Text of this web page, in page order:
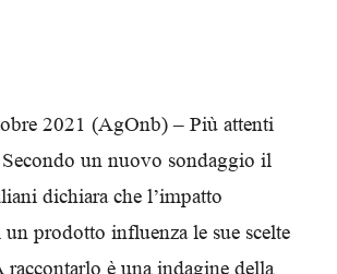
Ordini
2021 (AgOnb) – Più attenti
Secondo un nuovo sondaggio il
dichiara che l’impatto
prodotto influenza le sue scelte
raccontarlo è una indagine della